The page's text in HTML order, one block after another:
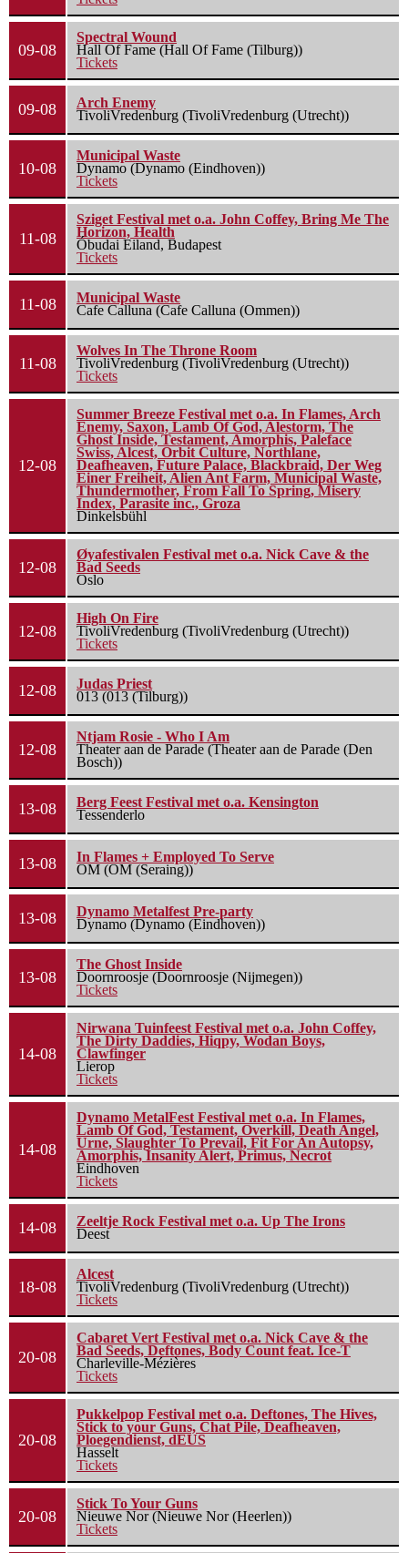
09-08
Spectral Wound
Hall Of Fame (Hall Of Fame (Tilburg))
Tickets
09-08
Arch Enemy
TivoliVredenburg (TivoliVredenburg (Utrecht))
10-08
Municipal Waste
Dynamo (Dynamo (Eindhoven))
Tickets
11-08
Sziget Festival met o.a. John Coffey, Bring Me The
Horizon, Health
Óbudai Eiland, Budapest
Tickets
11-08
Municipal Waste
Cafe Calluna (Cafe Calluna (Ommen))
11-08
Wolves In The Throne Room
TivoliVredenburg (TivoliVredenburg (Utrecht))
Tickets
12-08
Summer Breeze Festival met o.a. In Flames, Arch
Enemy, Saxon, Lamb Of God, Alestorm, The
Ghost Inside, Testament, Amorphis, Paleface
Swiss, Alcest, Orbit Culture, Northlane,
Deafheaven, Future Palace, Blackbraid, Der Weg
Einer Freiheit, Alien Ant Farm, Municipal Waste,
Thundermother, From Fall To Spring, Misery
Index, Parasite inc., Groza
Dinkelsbühl
12-08
Øyafestivalen Festival met o.a. Nick Cave & the
Bad Seeds
Oslo
12-08
High On Fire
TivoliVredenburg (TivoliVredenburg (Utrecht))
Tickets
12-08
Judas Priest
013 (013 (Tilburg))
12-08
Ntjam Rosie - Who I Am
Theater aan de Parade (Theater aan de Parade (Den
Bosch))
13-08
Berg Feest Festival met o.a. Kensington
Tessenderlo
13-08
In Flames + Employed To Serve
OM (OM (Seraing))
13-08
Dynamo Metalfest Pre-party
Dynamo (Dynamo (Eindhoven))
13-08
The Ghost Inside
Doornroosje (Doornroosje (Nijmegen))
Tickets
14-08
Nirwana Tuinfeest Festival met o.a. John Coffey,
The Dirty Daddies, Hiqpy, Wodan Boys,
Clawfinger
Lierop
Tickets
14-08
Dynamo MetalFest Festival met o.a. In Flames,
Lamb Of God, Testament, Overkill, Death Angel,
Urne, Slaughter To Prevail, Fit For An Autopsy,
Amorphis, Insanity Alert, Primus, Necrot
Eindhoven
Tickets
14-08
Zeeltje Rock Festival met o.a. Up The Irons
Deest
18-08
Alcest
TivoliVredenburg (TivoliVredenburg (Utrecht))
Tickets
20-08
Cabaret Vert Festival met o.a. Nick Cave & the
Bad Seeds, Deftones, Body Count feat. Ice-T
Charleville-Mézières
Tickets
20-08
Pukkelpop Festival met o.a. Deftones, The Hives,
Stick to your Guns, Chat Pile, Deafheaven,
Ploegendienst, dEUS
Hasselt
Tickets
20-08
Stick To Your Guns
Nieuwe Nor (Nieuwe Nor (Heerlen))
Tickets